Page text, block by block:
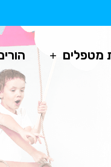
מטפלים